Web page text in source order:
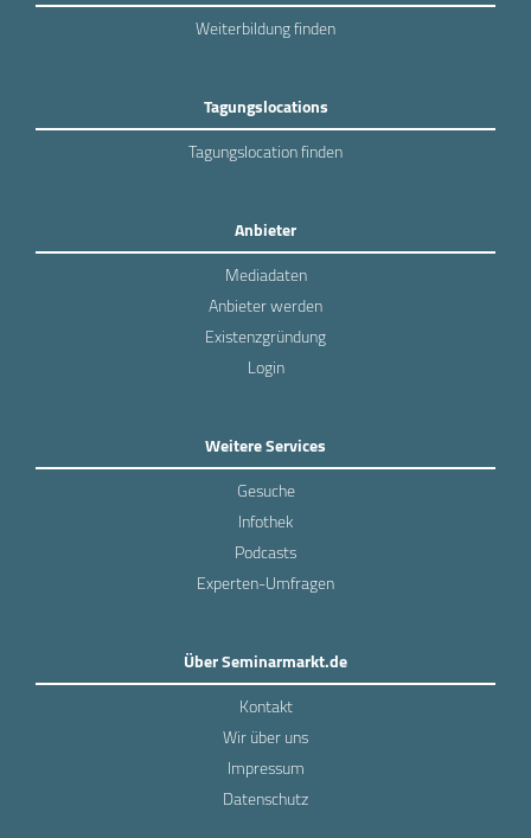
Weiterbildung finden
Tagungslocations
Tagungslocation finden
Anbieter
Mediadaten
Anbieter werden
Existenzgründung
Login
Weitere Services
Gesuche
Infothek
Podcasts
Experten-Umfragen
Über Seminarmarkt.de
Kontakt
Wir über uns
Impressum
Datenschutz